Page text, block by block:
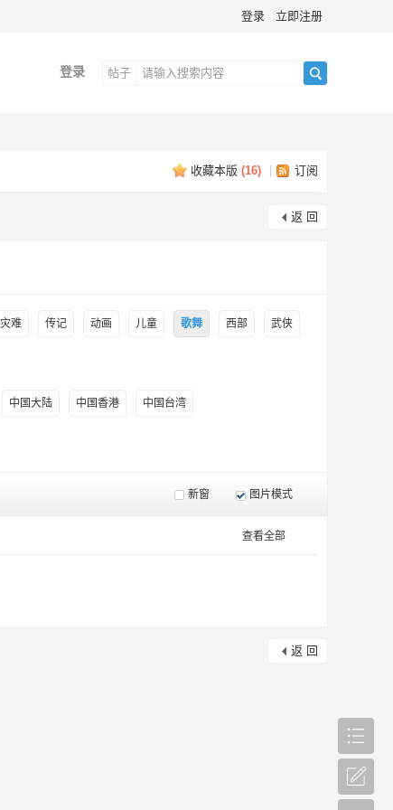
登录 立即注册
登录
帖子
索
收藏本版 (16) 订阅
返 回
灾难 传记 动画 儿童 歌舞 西部 武侠
中国大陆 中国香港 中国台湾
新窗 图片模式
查看全部
返 回